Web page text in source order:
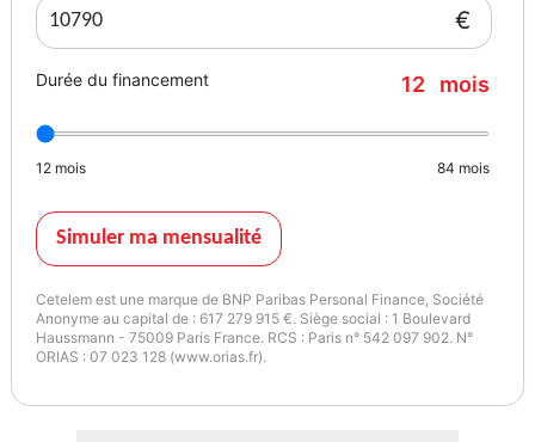
- pack eclairage ambiance : oui
- prise audio usb : oui
- radar obstacle avant : oui
- regulateur de vitesse : oui
- retroviseurs degivrants : oui
- retroviseurs electriques : oui
- stop start : oui
- vitres surteintees : oui
***** LES PLUS *****
€
Durée du financement 12 mois
12 mois 84 mois
Simuler ma mensualité
Cetelem est une marque de BNP Paribas Personal Finance, Société
Anonyme au capital de : 617 279 915 €. Siège social : 1 Boulevard
Haussmann - 75009 Paris France. RCS : Paris n° 542 097 902. N°
ORIAS : 07 023 128 (www.orias.fr).